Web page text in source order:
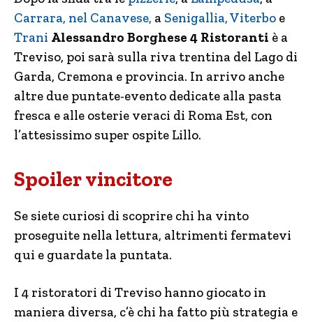
Carrara, nel Canavese, a Senigallia,Viterbo e
Trani Alessandro Borghese 4 Ristoranti è a
Treviso, poi sarà sulla riva trentina del Lago di
Garda, Cremona e provincia. In arrivo anche
altre due puntate-evento dedicate alla pasta
fresca e alle osterie veraci di Roma Est, con
l’attesissimo super ospite Lillo.
Spoiler vincitore
Se siete curiosi di scoprire chi ha vinto
proseguite nella lettura, altrimenti fermatevi
qui e guardate la puntata.
I 4 ristoratori di Treviso hanno giocato in
maniera diversa, c’è chi ha fatto più strategia e